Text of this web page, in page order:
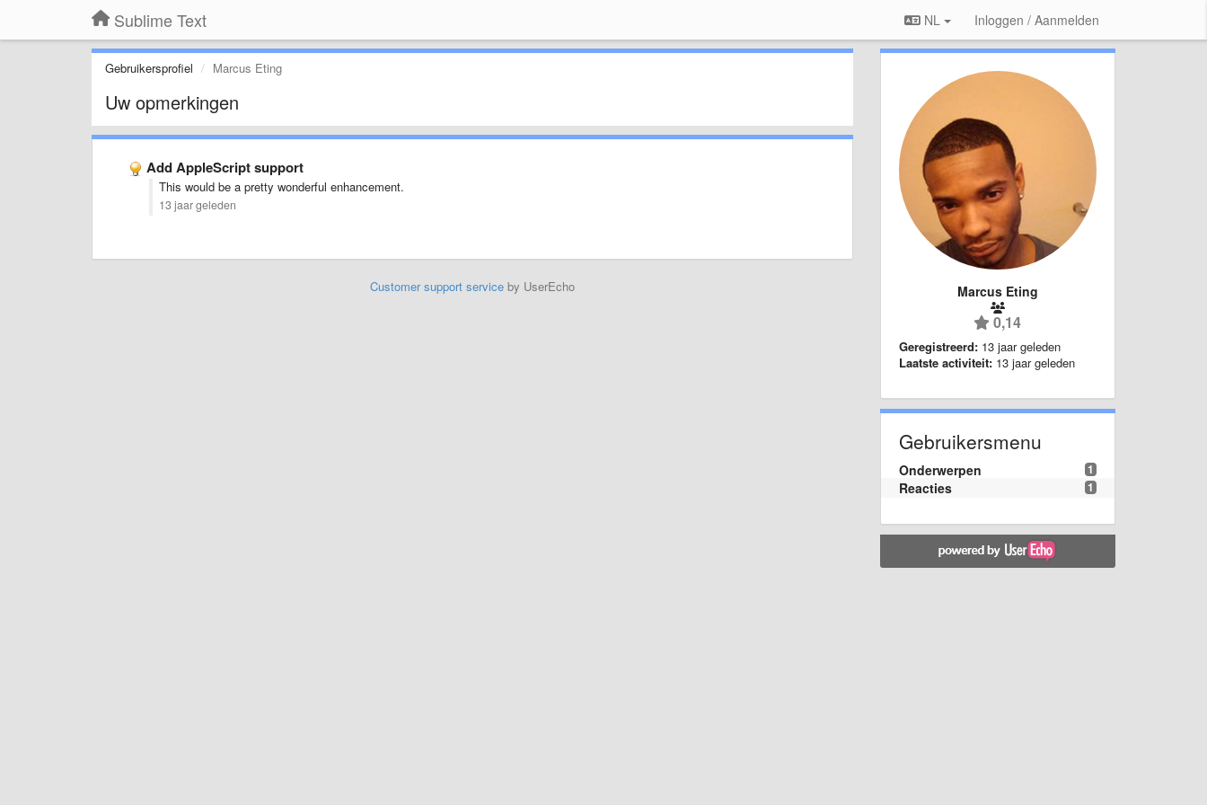
Sublime Text NL Inloggen / Aanmelden
Gebruikersprofiel Marcus Eting
Uw opmerkingen
Add AppleScript support
This would be a pretty wonderful enhancement.
13 jaar geleden
Customer support serviceby UserEcho Marcus Eting
0,14
Geregistreerd: 13 jaar geleden
Laatste activiteit: 13 jaar geleden
Gebruikersmenu
1
Onderwerpen
1
Reacties